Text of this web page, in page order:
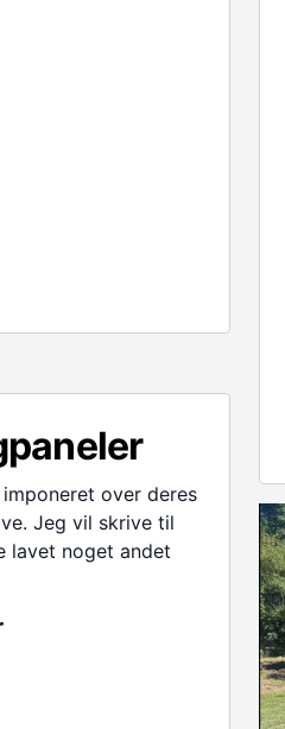
over deres
Jeg vil skrive til
lavet noget andet